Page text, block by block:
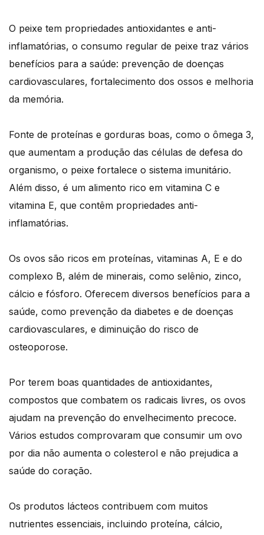
O peixe tem propriedades antioxidantes e anti-
inflamatórias, o consumo regular de peixe traz vários
benefícios para a saúde: prevenção de doenças
cardiovasculares, fortalecimento dos ossos e melhoria
da memória.
Fonte de proteínas e gorduras boas, como o ômega 3,
que aumentam a produção das células de defesa do
organismo, o peixe fortalece o sistema imunitário.
Além disso, é um alimento rico em vitamina C e
vitamina E, que contêm propriedades anti-
inflamatórias.
Os ovos são ricos em proteínas, vitaminas A, E e do
complexo B, além de minerais, como selênio, zinco,
cálcio e fósforo. Oferecem diversos benefícios para a
saúde, como prevenção da diabetes e de doenças
cardiovasculares, e diminuição do risco de
osteoporose.
Por terem boas quantidades de antioxidantes,
compostos que combatem os radicais livres, os ovos
ajudam na prevenção do envelhecimento precoce.
Vários estudos comprovaram que consumir um ovo
por dia não aumenta o colesterol e não prejudica a
saúde do coração.
Os produtos lácteos contribuem com muitos
nutrientes essenciais, incluindo proteína, cálcio,